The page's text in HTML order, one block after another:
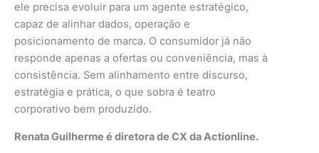
ele precisa evoluir para um agente estratégico,
capaz de alinhar dados, operação e
posicionamento de marca. O consumidor já não
responde apenas a ofertas ou conveniência, mas à
consistência. Sem alinhamento entre discurso,
estratégia e prática, o que sobra é teatro
corporativo bem produzido.
Renata Guilherme é diretora de CX da Actionline.